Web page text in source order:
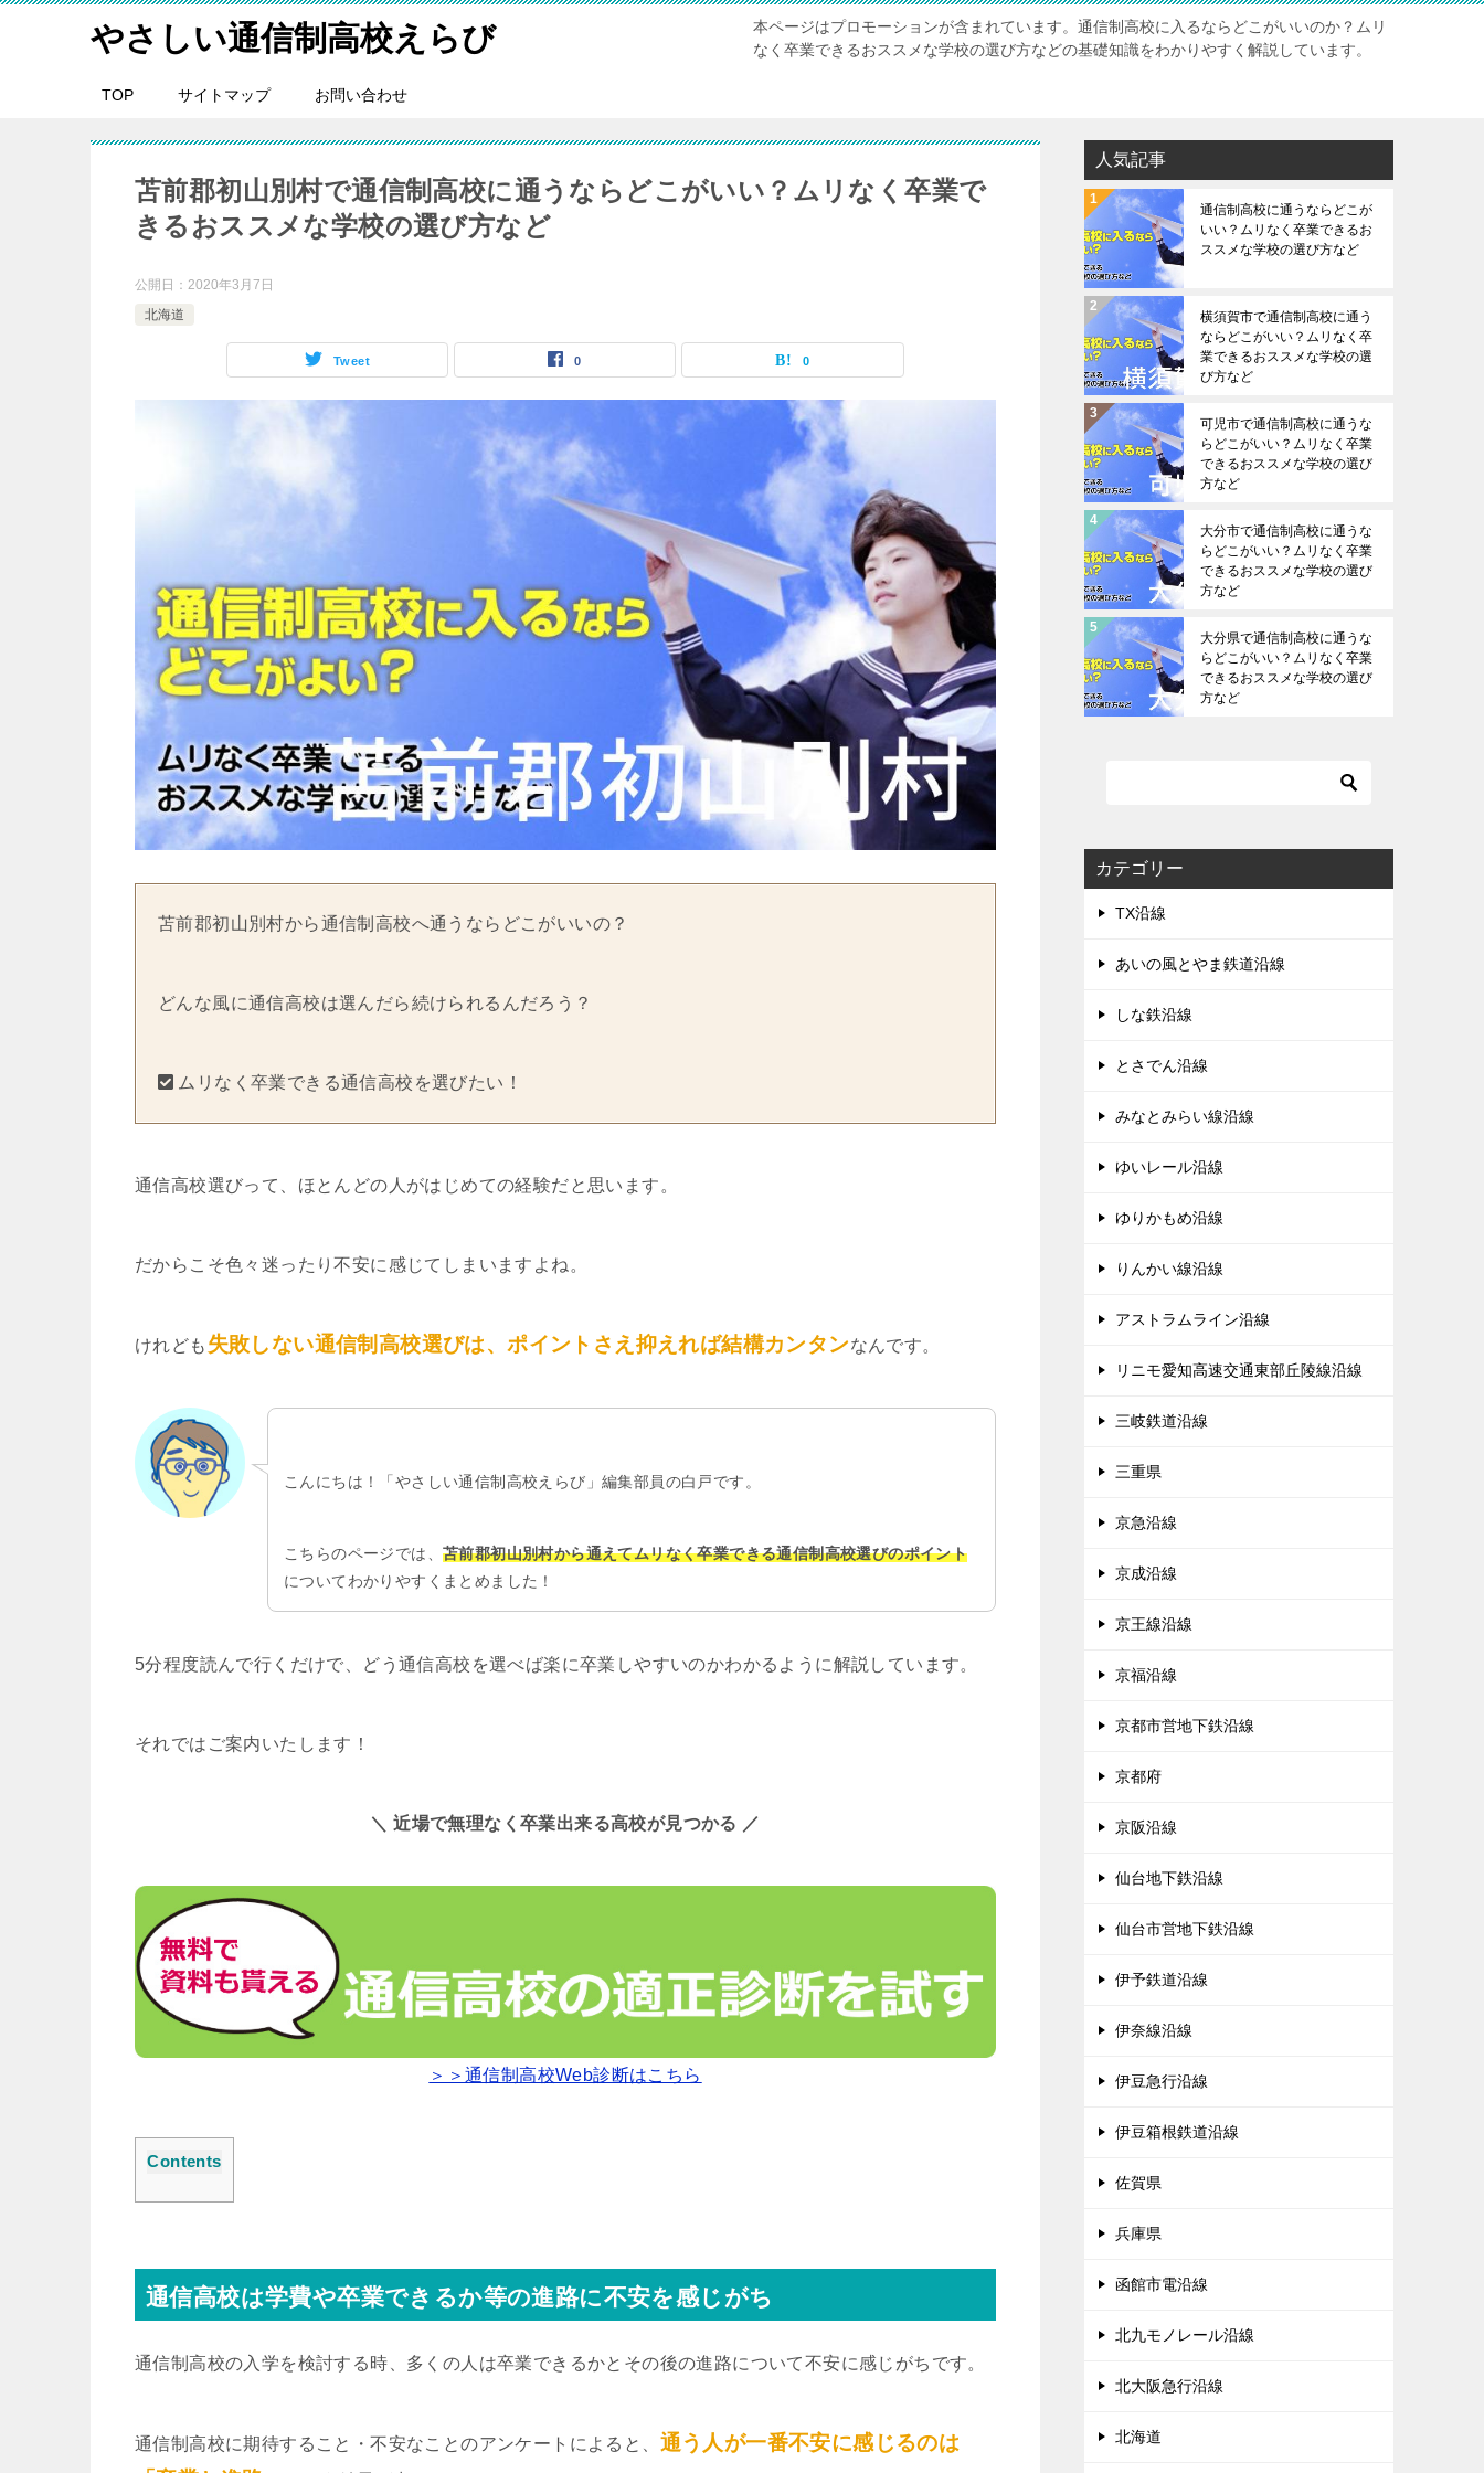
やさしい通信制高校えらび
本ページはプロモーションが含まれています。通信制高校に入るならどこがいいのか？ムリ
なく卒業できるおススメな学校の選び方などの基礎知識をわかりやすく解説しています。
TOP サイトマップ お問い合わせ
苫前郡初山別村で通信制高校に通うならどこがいい？ムリなく卒業で
きるおススメな学校の選び方など
公開日： 2020年3月7日
北海道
Tweet 0 0
苫前郡初山別村から通信制高校へ通うならどこがいいの？
どんな風に通信高校は選んだら続けられるんだろう？
ムリなく卒業できる通信高校を選びたい！
通信高校選びって、ほとんどの人がはじめての経験だと思います。
だからこそ色々迷ったり不安に感じてしまいますよね。
けれども 失敗しない通信制高校選びは、ポイントさえ抑えれば結構カンタンなんです。
こんにちは！「やさしい通信制高校えらび」編集部員の白戸です。
こちらのページでは、 苫前郡初山別村から通えてムリなく卒業できる通信制高校選びのポイント
についてわかりやすくまとめました！
5分程度読んで行くだけで、どう通信高校を選べば楽に卒業しやすいのかわかるように解説しています。
それではご案内いたします！
＼ 近場で無理なく卒業出来る高校が見つかる ／
＞＞通信制高校Web診断はこちら
Contents
通信高校は学費や卒業できるか等の進路に不安を感じがち
通信制高校の入学を検討する時、多くの人は卒業できるかとその後の進路について不安に感じがちです。
通信制高校に期待すること・不安なことのアンケートによると、 通う人が一番不安に感じるのは
人気記事
通信制高校に通うならどこが
いい？ムリなく卒業できるお
ススメな学校の選び方など
横須賀市で通信制高校に通う
ならどこがいい？ムリなく卒
業できるおススメな学校の選
び方など
可児市で通信制高校に通うな
らどこがいい？ムリなく卒業
できるおススメな学校の選び
方など
大分市で通信制高校に通うな
らどこがいい？ムリなく卒業
できるおススメな学校の選び
方など
大分県で通信制高校に通うな
らどこがいい？ムリなく卒業
できるおススメな学校の選び
方など
カテゴリー
TX沿線
あいの風とやま鉄道沿線
しな鉄沿線
とさでん沿線
みなとみらい線沿線
ゆいレール沿線
ゆりかもめ沿線
りんかい線沿線
アストラムライン沿線
リニモ愛知高速交通東部丘陵線沿線
三岐鉄道沿線
三重県
京急沿線
京成沿線
京王線沿線
京福沿線
京都市営地下鉄沿線
京都府
京阪沿線
仙台地下鉄沿線
仙台市営地下鉄沿線
伊予鉄道沿線
伊奈線沿線
伊豆急行沿線
伊豆箱根鉄道沿線
佐賀県
兵庫県
函館市電沿線
北九モノレール沿線
北大阪急行沿線
北海道